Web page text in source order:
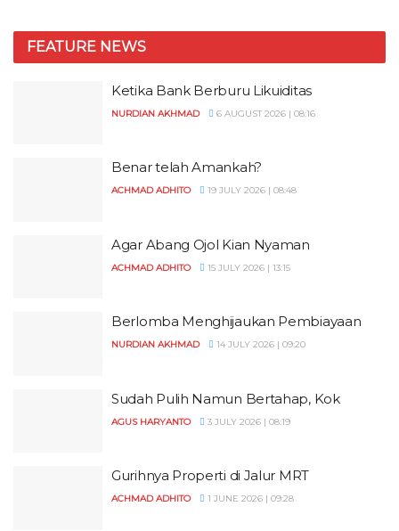
FEATURE NEWS
Ketika Bank Berburu Likuiditas
NURDIAN AKHMAD 6 AUGUST 2026 | 08:16
Benar telah Amankah?
ACHMAD ADHITO 19 JULY 2026 | 08:48
Agar Abang Ojol Kian Nyaman
ACHMAD ADHITO 15 JULY 2026 | 13:15
Berlomba Menghijaukan Pembiayaan
NURDIAN AKHMAD 14 JULY 2026 | 09:20
Sudah Pulih Namun Bertahap, Kok
AGUS HARYANTO 3 JULY 2026 | 08:19
Gurihnya Properti di Jalur MRT
ACHMAD ADHITO 1 JUNE 2026 | 09:28